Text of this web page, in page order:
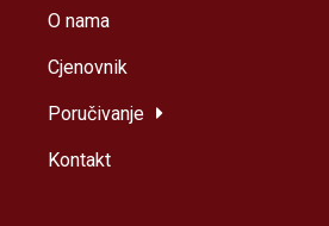
O nama
Cjenovnik
Poručivanje
Kontakt